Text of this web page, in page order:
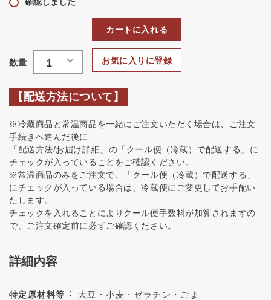
確認しました
お気に入りに登録
カートに入れる
【配送方法について】
※冷蔵商品と常温商品を一緒にご注文いただく場合は、ご注文
手続きへ進んだ後に
「配送方法/お届け詳細」の「クール便（冷蔵）で配送する」に
チェックが入っていることをご確認ください。
※常温商品のみをご注文で、「クール便（冷蔵）で配送する」
にチェックが入っている場合は、冷蔵便にご変更してお手配い
たします。
チェックを入れることによりクール便手数料が加算されますの
で、ご注文確定前に必ずご確認ください。
詳細内容
特定原材料等 大豆・小麦・ゼラチン・ごま